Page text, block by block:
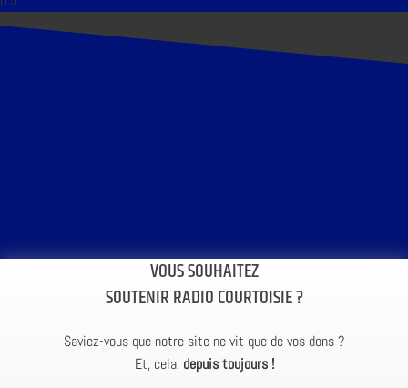
VOUS SOUHAITEZ
SOUTENIR RADIO COURTOISIE ?
Saviez-vous que notre site ne vit que de vos dons ?
Et, cela, depuis toujours !